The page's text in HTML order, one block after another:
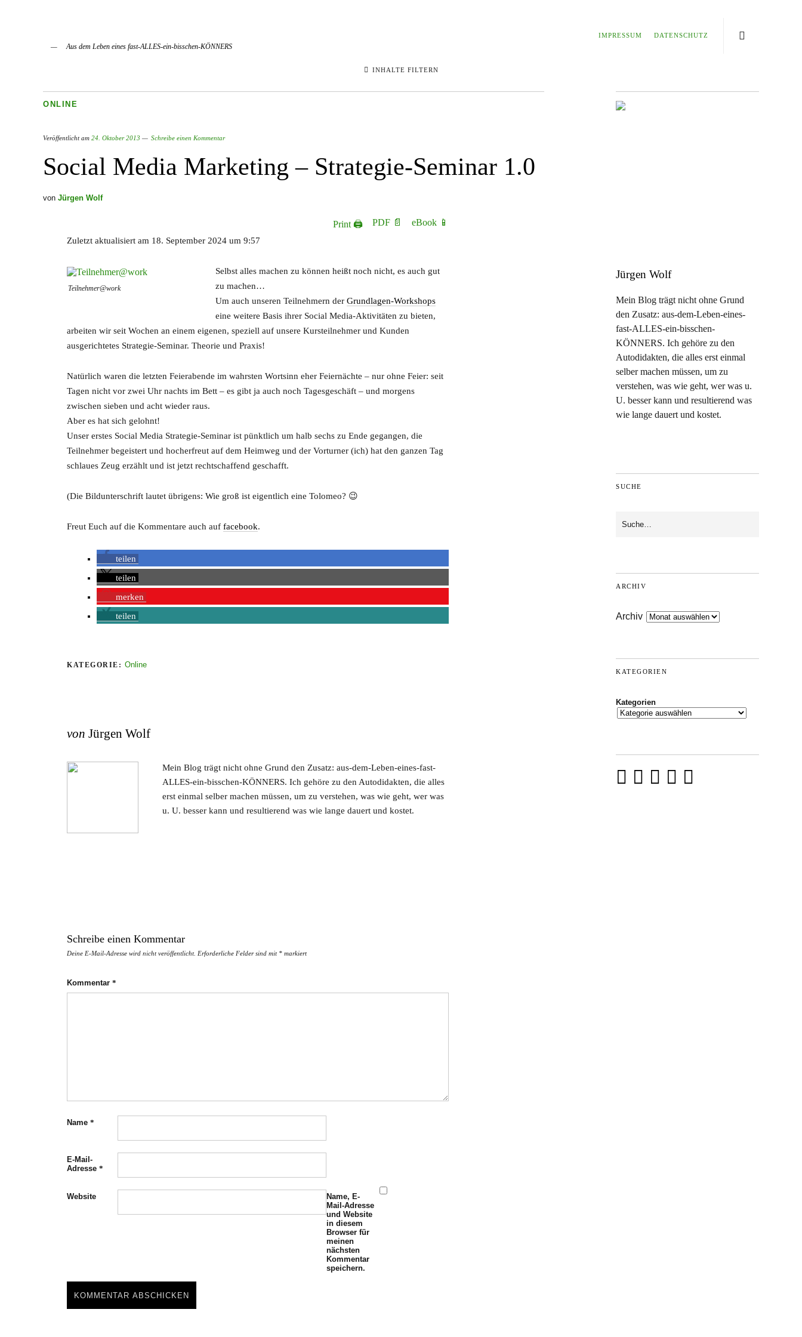
IMPRESSUM DATENSCHUTZ
Aus dem Leben eines fast-ALLES-ein-bisschen-KÖNNERS
INHALTE FILTERN
ONLINE
Veröffentlicht am 24. Oktober 2013 Schreibe einen Kommentar
Social Media Marketing – Strategie-Seminar 1.0
von Jürgen Wolf
Print 🖨 PDF 📄 eBook 📱
Zuletzt aktualisiert am 18. September 2024 um 9:57
Teilnehmer@work
Selbst alles machen zu können heißt noch nicht, es auch gut
zu machen…
Um auch unseren Teilnehmern der Grundlagen-Workshops
eine weitere Basis ihrer Social Media-Aktivitäten zu bieten,
arbeiten wir seit Wochen an einem eigenen, speziell auf unsere Kursteilnehmer und Kunden
ausgerichtetes Strategie-Seminar. Theorie und Praxis!
Natürlich waren die letzten Feierabende im wahrsten Wortsinn eher Feiernächte – nur ohne Feier: seit
Tagen nicht vor zwei Uhr nachts im Bett – es gibt ja auch noch Tagesgeschäft – und morgens
zwischen sieben und acht wieder raus.
Aber es hat sich gelohnt!
Unser erstes Social Media Strategie-Seminar ist pünktlich um halb sechs zu Ende gegangen, die
Teilnehmer begeistert und hocherfreut auf dem Heimweg und der Vorturner (ich) hat den ganzen Tag
schlaues Zeug erzählt und ist jetzt rechtschaffend geschafft.
(Die Bildunterschrift lautet übrigens: Wie groß ist eigentlich eine Tolomeo? 😉
Freut Euch auf die Kommentare auch auf facebook.
teilen
teilen
merken
teilen
KATEGORIE: Online
von Jürgen Wolf
Mein Blog trägt nicht ohne Grund den Zusatz: aus-dem-Leben-eines-fast-
ALLES-ein-bisschen-KÖNNERS. Ich gehöre zu den Autodidakten, die alles
erst einmal selber machen müssen, um zu verstehen, was wie geht, wer was
u. U. besser kann und resultierend was wie lange dauert und kostet.
Schreibe einen Kommentar
Deine E-Mail-Adresse wird nicht veröffentlicht. Erforderliche Felder sind mit * markiert
Kommentar *
Name *
E-Mail-
Adresse *
Website
Name, E-
Mail-Adresse
und Website
in diesem
Browser für
meinen
nächsten
Kommentar
speichern.
Jürgen Wolf
Mein Blog trägt nicht ohne Grund
den Zusatz: aus-dem-Leben-eines-
fast-ALLES-ein-bisschen-
KÖNNERS. Ich gehöre zu den
Autodidakten, die alles erst einmal
selber machen müssen, um zu
verstehen, was wie geht, wer was u.
U. besser kann und resultierend was
wie lange dauert und kostet.
SUCHE
ARCHIV
Archiv
KATEGORIEN
Kategorien